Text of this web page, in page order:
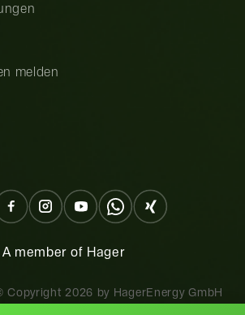
melden
A member of Hager
Copyright 2026 by HagerEnergy GmbH